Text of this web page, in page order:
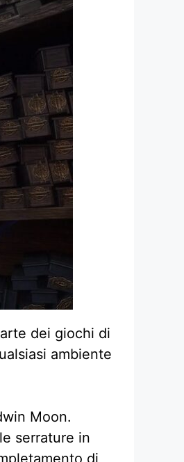
dei giochi di
ambiente
Moon.
serrature in
di